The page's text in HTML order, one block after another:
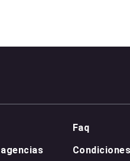
Faq
Condiciones